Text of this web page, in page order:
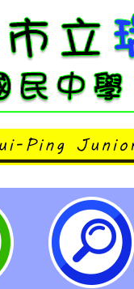
課：家庭
民中學